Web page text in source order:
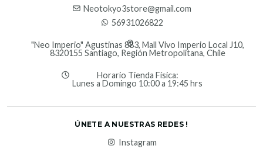
Neotokyo3store@gmail.com
56931026822
"Neo Imperio" Agustinas 883, Mall Vivo Imperio Local J10,
8320155 Santiago, Región Metropolitana, Chile
Horario Tienda Física:
Lunes a Domingo 10:00 a 19:45 hrs
ÚNETE A NUESTRAS REDES !
Instagram